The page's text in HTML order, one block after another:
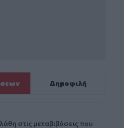
Δημοφιλή
στις μεταβιβάσεις που